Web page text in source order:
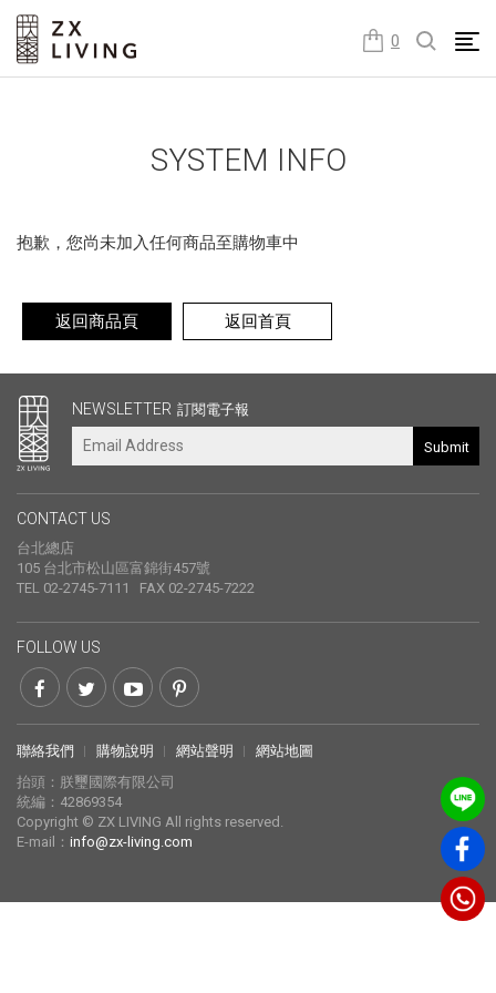
0
朕璽國際ZX LIVING官方網站
SYSTEM INFO
抱歉，您尚未加入任何商品至購物車中
返回商品頁 返回首頁
NEWSLETTER 訂閱電子報
Submit
CONTACT US
台北總店
105 台北市松山區富錦街457號
TEL 02-2745-7111 FAX 02-2745-7222
FOLLOW US
聯絡我們 購物說明 網站聲明
網站地圖
抬頭：朕璽國際有限公司
統編：42869354
Copyright © ZX LIVING All rights reserved.
E-mail： info@zx-living.com